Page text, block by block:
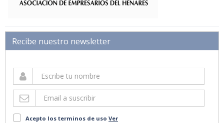
Recibe nuestro newsletter
Acepto los terminos de uso Ver